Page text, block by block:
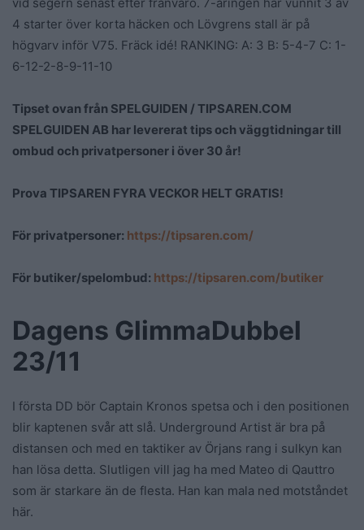
4 starter över korta häcken och Lövgrens stall är på
högvarv inför V75. Fräck idé! RANKING: A: 3 B: 5-4-7 C: 1-
6-12-2-8-9-11-10
Tipset ovan från SPELGUIDEN / TIPSAREN.COM
SPELGUIDEN AB har levererat tips och väggtidningar till
ombud och privatpersoner i över 30 år!
Prova TIPSAREN FYRA VECKOR HELT GRATIS!
För privatpersoner: https://tipsaren.com/
För butiker/spelombud: https://tipsaren.com/butiker
Dagens GlimmaDubbel
23/11
I första DD bör Captain Kronos spetsa och i den positionen
blir kaptenen svår att slå. Underground Artist är bra på
distansen och med en taktiker av Örjans rang i sulkyn kan
han lösa detta. Slutligen vill jag ha med Mateo di Qauttro
som är starkare än de flesta. Han kan mala ned motståndet
här.